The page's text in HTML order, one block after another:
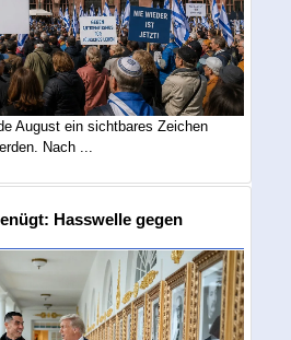
August ein sichtbares Zeichen
Nach ...
Hasswelle gegen